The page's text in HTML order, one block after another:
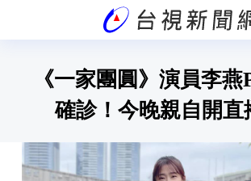
《一家團圓》演員李
確診！今晚親自開直